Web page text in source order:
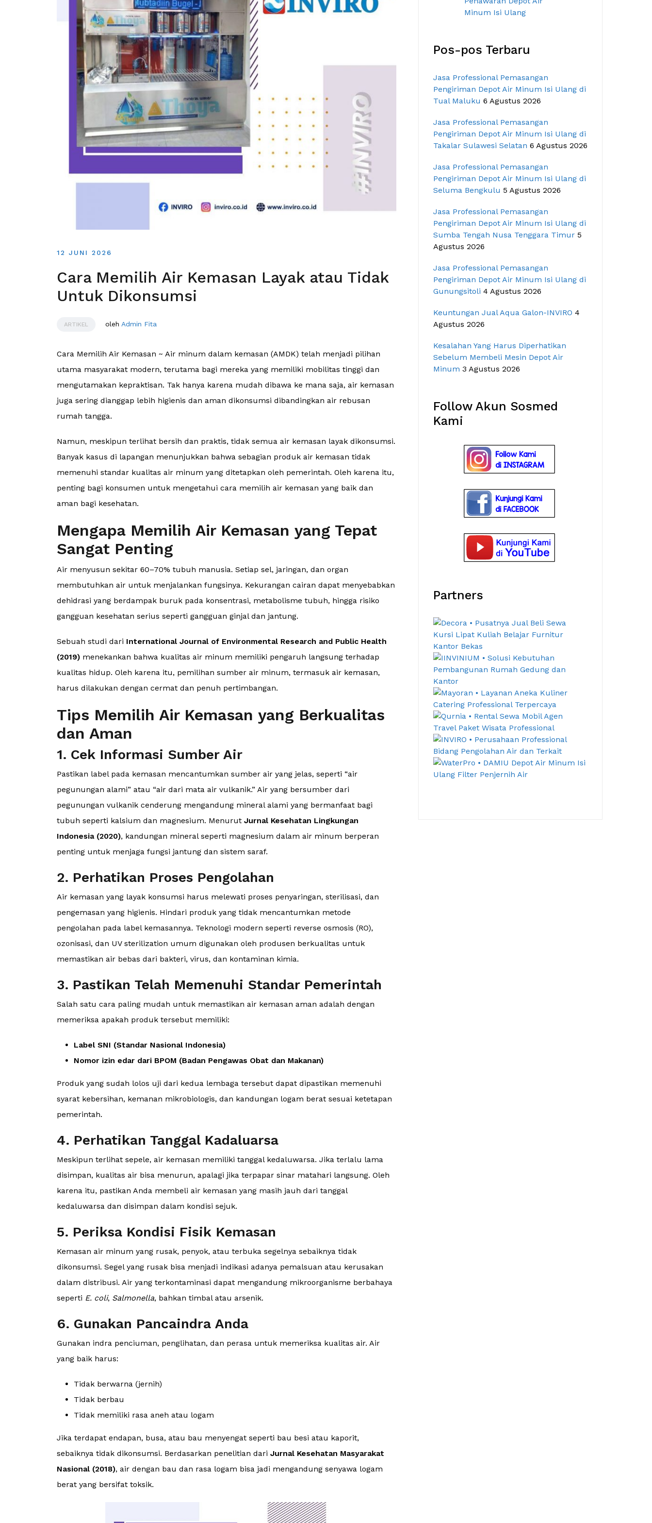
12 JUNI 2026
Cara Memilih Air Kemasan Layak atau Tidak
Untuk Dikonsumsi
ARTIKEL oleh Admin Fita
Cara Memilih Air Kemasan ~ Air minum dalam kemasan (AMDK) telah menjadi pilihan
utama masyarakat modern, terutama bagi mereka yang memiliki mobilitas tinggi dan
mengutamakan kepraktisan. Tak hanya karena mudah dibawa ke mana saja, air kemasan
juga sering dianggap lebih higienis dan aman dikonsumsi dibandingkan air rebusan
rumah tangga.
Namun, meskipun terlihat bersih dan praktis, tidak semua air kemasan layak dikonsumsi.
Banyak kasus di lapangan menunjukkan bahwa sebagian produk air kemasan tidak
memenuhi standar kualitas air minum yang ditetapkan oleh pemerintah. Oleh karena itu,
penting bagi konsumen untuk mengetahui cara memilih air kemasan yang baik dan
aman bagi kesehatan.
Mengapa Memilih Air Kemasan yang Tepat
Sangat Penting
Air menyusun sekitar 60–70% tubuh manusia. Setiap sel, jaringan, dan organ
membutuhkan air untuk menjalankan fungsinya. Kekurangan cairan dapat menyebabkan
dehidrasi yang berdampak buruk pada konsentrasi, metabolisme tubuh, hingga risiko
gangguan kesehatan serius seperti gangguan ginjal dan jantung.
Sebuah studi dari International Journal of Environmental Research and Public Health
(2019) menekankan bahwa kualitas air minum memiliki pengaruh langsung terhadap
kualitas hidup. Oleh karena itu, pemilihan sumber air minum, termasuk air kemasan,
harus dilakukan dengan cermat dan penuh pertimbangan.
Tips Memilih Air Kemasan yang Berkualitas
dan Aman
1. Cek Informasi Sumber Air
Pastikan label pada kemasan mencantumkan sumber air yang jelas, seperti “air
pegunungan alami” atau “air dari mata air vulkanik.” Air yang bersumber dari
pegunungan vulkanik cenderung mengandung mineral alami yang bermanfaat bagi
tubuh seperti kalsium dan magnesium. Menurut Jurnal Kesehatan Lingkungan
Indonesia (2020), kandungan mineral seperti magnesium dalam air minum berperan
penting untuk menjaga fungsi jantung dan sistem saraf.
2. Perhatikan Proses Pengolahan
Air kemasan yang layak konsumsi harus melewati proses penyaringan, sterilisasi, dan
pengemasan yang higienis. Hindari produk yang tidak mencantumkan metode
pengolahan pada label kemasannya. Teknologi modern seperti reverse osmosis (RO),
ozonisasi, dan UV sterilization umum digunakan oleh produsen berkualitas untuk
memastikan air bebas dari bakteri, virus, dan kontaminan kimia.
3. Pastikan Telah Memenuhi Standar Pemerintah
Salah satu cara paling mudah untuk memastikan air kemasan aman adalah dengan
memeriksa apakah produk tersebut memiliki:
Label SNI (Standar Nasional Indonesia)
Nomor izin edar dari BPOM (Badan Pengawas Obat dan Makanan)
Produk yang sudah lolos uji dari kedua lembaga tersebut dapat dipastikan memenuhi
syarat kebersihan, kemanan mikrobiologis, dan kandungan logam berat sesuai ketetapan
pemerintah.
4. Perhatikan Tanggal Kadaluarsa
Meskipun terlihat sepele, air kemasan memiliki tanggal kedaluwarsa. Jika terlalu lama
disimpan, kualitas air bisa menurun, apalagi jika terpapar sinar matahari langsung. Oleh
karena itu, pastikan Anda membeli air kemasan yang masih jauh dari tanggal
kedaluwarsa dan disimpan dalam kondisi sejuk.
5. Periksa Kondisi Fisik Kemasan
Kemasan air minum yang rusak, penyok, atau terbuka segelnya sebaiknya tidak
dikonsumsi. Segel yang rusak bisa menjadi indikasi adanya pemalsuan atau kerusakan
dalam distribusi. Air yang terkontaminasi dapat mengandung mikroorganisme berbahaya
seperti E. coli, Salmonella, bahkan timbal atau arsenik.
6. Gunakan Pancaindra Anda
Gunakan indra penciuman, penglihatan, dan perasa untuk memeriksa kualitas air. Air
yang baik harus:
Tidak berwarna (jernih)
Tidak berbau
Tidak memiliki rasa aneh atau logam
Jika terdapat endapan, busa, atau bau menyengat seperti bau besi atau kaporit,
sebaiknya tidak dikonsumsi. Berdasarkan penelitian dari Jurnal Kesehatan Masyarakat
Nasional (2018), air dengan bau dan rasa logam bisa jadi mengandung senyawa logam
berat yang bersifat toksik.
Pos-pos Terbaru
Jasa Professional Pemasangan
Pengiriman Depot Air Minum Isi Ulang di
Tual Maluku 6 Agustus 2026
Jasa Professional Pemasangan
Pengiriman Depot Air Minum Isi Ulang di
Takalar Sulawesi Selatan 6 Agustus 2026
Jasa Professional Pemasangan
Pengiriman Depot Air Minum Isi Ulang di
Seluma Bengkulu 5 Agustus 2026
Jasa Professional Pemasangan
Pengiriman Depot Air Minum Isi Ulang di
Sumba Tengah Nusa Tenggara Timur 5
Agustus 2026
Jasa Professional Pemasangan
Pengiriman Depot Air Minum Isi Ulang di
Gunungsitoli 4 Agustus 2026
Keuntungan Jual Aqua Galon-INVIRO 4
Agustus 2026
Kesalahan Yang Harus Diperhatikan
Sebelum Membeli Mesin Depot Air
Minum 3 Agustus 2026
Follow Akun Sosmed
Kami
Partners